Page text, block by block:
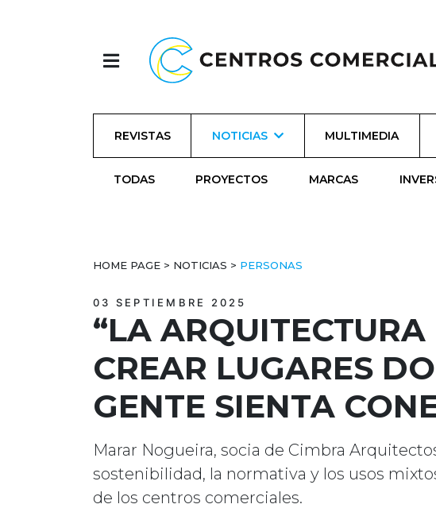
REVISTAS NOTICIAS MULTIMEDIA
TODAS PROYECTOS MARCAS
HOME PAGE > NOTICIAS > PERSONAS
03 SEPTIEMBRE 2025
“LA
CREAR LUGARES
GENTE SIENTA
Marar Nogueira, socia de Cimbra
sostenibilidad, la normativa y los usos
de los centros comerciales.